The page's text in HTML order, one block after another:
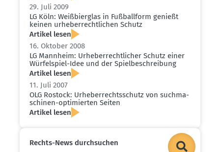
29. Juli 2009
LG Köln: Weißbierglas in Fußballform genießt
keinen urheber­recht­lichen Schutz
Artikel lesen
16. Oktober 2008
LG Mannheim: Urheber­recht­licher Schutz einer
Würfel­spiel-Idee und der Spiel­be­schreibung
Artikel lesen
11. Juli 2007
OLG Rostock: Urheber­rechts­schutz von suchma­
schinen-optimierten Seiten
Artikel lesen
Rechts-News durch­suchen